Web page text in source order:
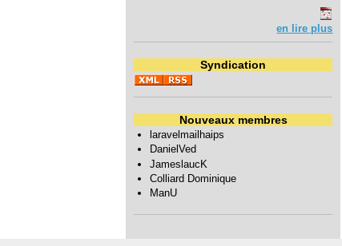
en lire plus
Syndication
Nouveaux membres
laravelmailhaips
DanielVed
JameslaucK
Colliard Dominique
ManU